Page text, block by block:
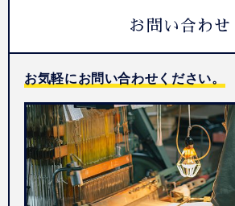
お問い合わせ
お気軽にお問い合わせください。